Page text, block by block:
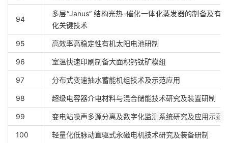
94
多层“Janus” 结构光热-催化一体化蒸发器的制备及有
化关键技术
95 高效率高稳定性有机太阳电池研制
96 室温快速印刷制备大面积钙钛矿模组
97 分布式变速抽水蓄能机组技术及示范应用
98 超级电容器介电材料与混合储能技术研究及装置研制
99 变电站噪声多源分离及数字化监测系统研究及应用示范
100 轻量化低脉动直驱式永磁电机技术研究及装备研制